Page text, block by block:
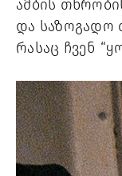
ამბის
და საზოგადო
რასაც ჩვენ